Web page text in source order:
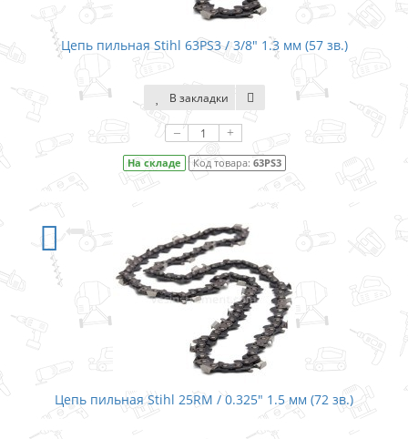
Цепь пильная Stihl 63PS3 / 3/8″ 1.3 мм (57 зв.)
В закладки
– +
На складе Код товара: 63PS3
Цепь пильная Stihl 25RM / 0.325″ 1.5 мм (72 зв.)